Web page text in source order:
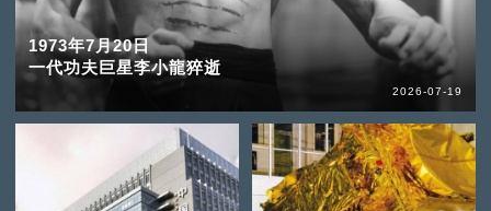
1973年7月20日
一代功夫巨星李小龍猝逝
2026-07-19